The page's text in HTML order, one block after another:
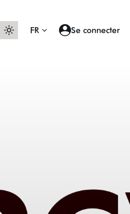
FR Se connecter